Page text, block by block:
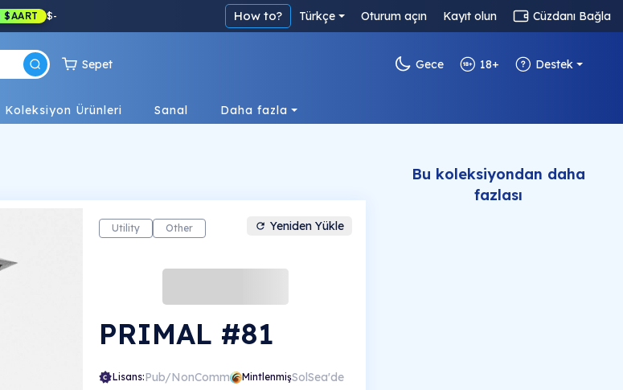
$AART $- How to? Türkçe Oturum açın Kayıt olun Cüzdanı Bağla
Sepet Gece 18+ Destek
Koleksiyon Ürünleri Sanal Daha fazla
Utility Other Yeniden Yükle
PRIMAL #81
Lisans:Pub/NonComm MintlenmişSolSea'de
Bu koleksiyondan daha
fazlası